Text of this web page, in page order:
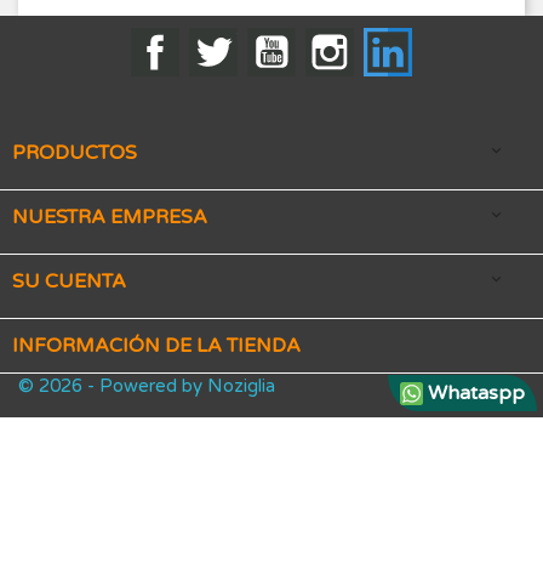
FacebookTwitter YouTubeInstagram
PRODUCTOS 
NUESTRA EMPRESA 
SU CUENTA 
INFORMACIÓN DE LA TIENDA
Whataspp
© 2026 - Powered by Noziglia